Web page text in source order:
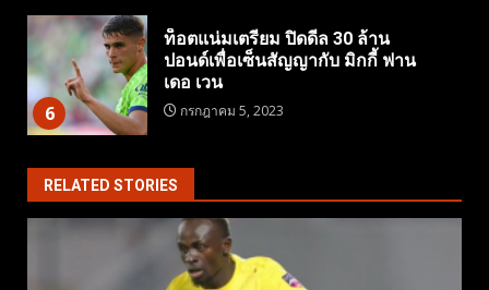
6
ท็อตแน่มเตรียม ปิดดีล 30 ล้าน
ปอนด์เพื่อเซ็นสัญญากับ มิกกี้ ฟาน
เดอ เวน
กรกฎาคม 5, 2023
RELATED STORIES